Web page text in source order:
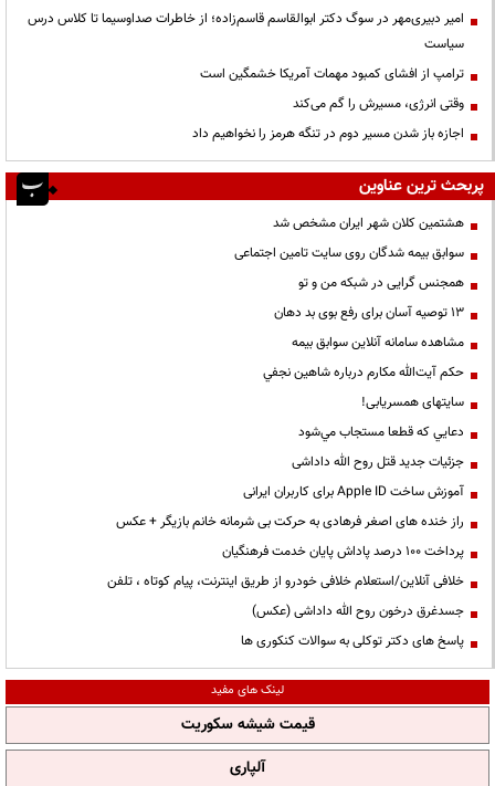
امیر دبیری‌مهر در سوگ دکتر ابوالقاسم قاسم‌زاده؛ از خاطرات صداوسیما تا کلاس درس
سیاست
ترامپ از افشای کمبود مهمات آمریکا خشمگین است
وقتی انرژی، مسیرش را گم می‌کند
اجازه باز شدن مسیر دوم در تنگه هرمز را نخواهیم داد
پربحث ترین عناوین
هشتمین کلان شهر ایران مشخص شد
سوابق بیمه شدگان روی سایت تامین اجتماعی
همجنس گرایی در شبکه من و تو
13 توصیه آسان برای رفع بوی بد دهان
مشاهده سامانه آنلاين سوابق بیمه
حكم آيت‌الله مكارم درباره شاهين نجفي
سایتهای همسریابی!
دعايي كه قطعا مستجاب مي‌شود
جزئیات جدید قتل روح الله داداشی
آموزش ساخت Apple ID برای کاربران ایرانی
راز خنده های اصغر فرهادی به حرکت بی شرمانه خانم بازیگر + عکس
پرداخت ۱۰۰ درصد پاداش پایان خدمت فرهنگیان
خلافی آنلاین/استعلام خلافی خودرو از طریق اینترنت، پیام کوتاه ، تلفن
جسدغرق درخون روح الله داداشی (عکس)
پاسخ های دکتر توکلی به سوالات کنکوری ها
لینک های مفید
قیمت شیشه سکوریت
آلپاری